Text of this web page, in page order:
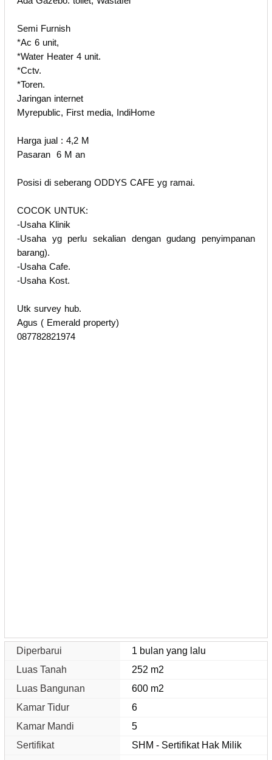
Semi Furnish
*Ac 6 unit,
*Water Heater 4 unit.
*Cctv.
*Toren.
Jaringan internet
Myrepublic, First media, IndiHome
Harga jual : 4,2 M
Pasaran 6 M an
Posisi di seberang ODDYS CAFE yg ramai.
COCOK UNTUK:
-Usaha Klinik
-Usaha yg perlu sekalian dengan gudang penyimpanan
barang).
-Usaha Cafe.
-Usaha Kost.
Utk survey hub.
Agus ( Emerald property)
087782821974
Diperbarui
1 bulan yang lalu
Luas Tanah
252 m2
Luas Bangunan
600 m2
Kamar Tidur
6
Kamar Mandi
5
Sertifikat
SHM - Sertifikat Hak Milik